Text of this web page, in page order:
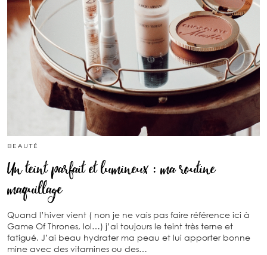
BEAUTÉ
Un teint parfait et lumineux : ma routine
maquillage
Quand l’hiver vient ( non je ne vais pas faire référence ici à
Game Of Thrones, lol…) j’ai toujours le teint très terne et
fatigué. J’ai beau hydrater ma peau et lui apporter bonne
mine avec des vitamines ou des…